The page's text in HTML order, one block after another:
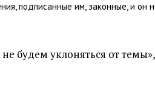
подписанные им, законные, и он
будем уклоняться от темы»,